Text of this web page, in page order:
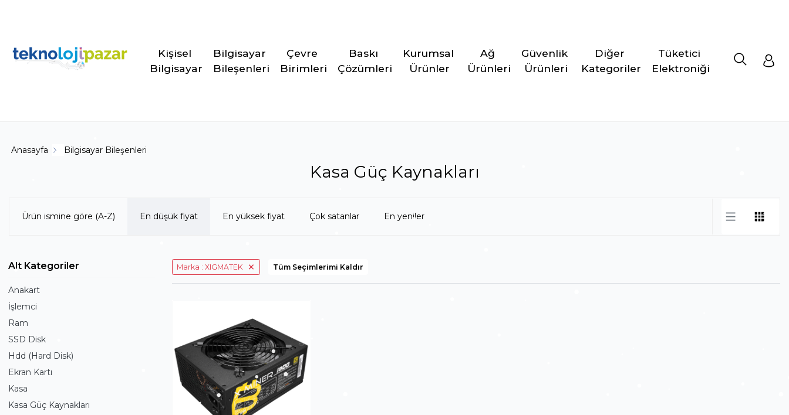
Kişisel
Bilgisayar
Bilgisayar
Bileşenleri
Çevre
Birimleri
Baskı
Çözümleri
Kurumsal
Ürünler
Ağ
Ürünleri
Güvenlik
Ürünleri
Diğer
Kategoriler
Tüketici
Elektroniği
Kasa Güç Kaynakları
Anasayfa Bilgisayar Bileşenleri
Ürün ismine göre (A-Z) En düşük fiyat En yüksek fiyat Çok satanlar En yeniler
Alt Kategoriler
Anakart
İşlemci
Ram
SSD Disk
Hdd (Hard Disk)
Ekran Kartı
Kasa
Kasa Güç Kaynakları
Marka : XIGMATEK Tüm Seçimlerimi Kaldır